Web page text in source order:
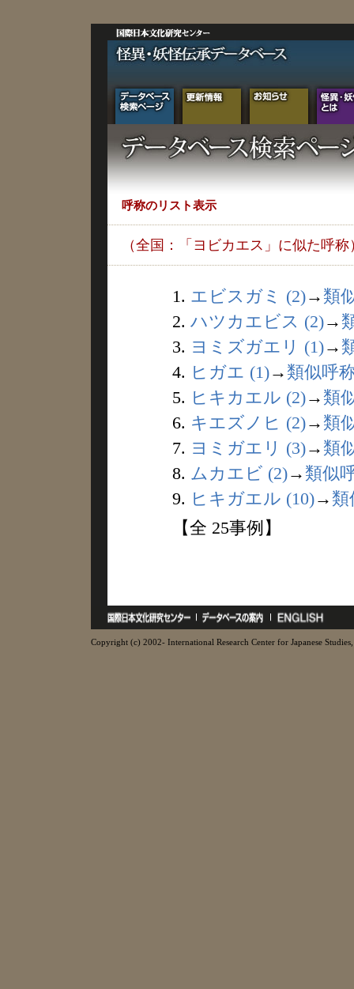
呼称のリスト表示
（全国：「ヨビカエス」に似た呼称
1. エビスガミ (2)→ 類
2. ハツカエビス (2)→
3. ヨミズガエリ (1)→
4. ヒガエ (1)→ 類似呼
5. ヒキカエル (2)→ 類
6. キエズノヒ (2)→ 類
7. ヨミガエリ (3)→ 類
8. ムカエビ (2)→ 類似
9. ヒキガエル (10)→ 類
【全 25事例】
Copyright (c) 2002- International Research Center for Japanese